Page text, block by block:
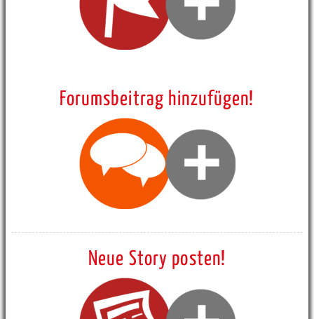
Forumsbeitrag hinzufügen!
Neue Story posten!